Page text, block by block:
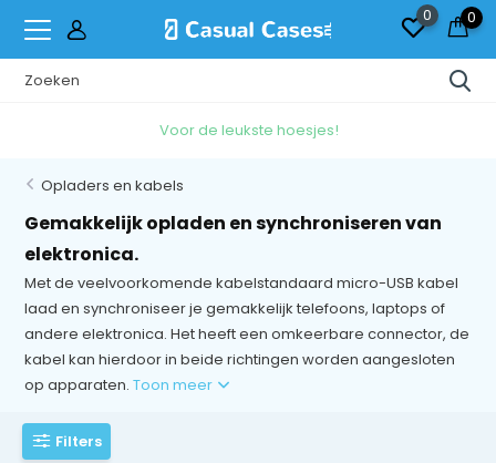
0 0
GratisVerzending & Ruilen*
Opladers en kabels
Gemakkelijk opladen en synchroniseren van
elektronica.
Met de veelvoorkomende kabelstandaard micro-USB kabel
laad en synchroniseer je gemakkelijk telefoons, laptops of
andere elektronica. Het heeft een omkeerbare connector, de
kabel kan hierdoor in beide richtingen worden aangesloten
op apparaten.Toon meer
Filters